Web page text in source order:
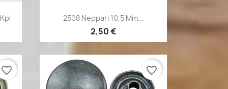
Pikakatselu
2508 Neppari 10,5 Mm...
2,50 €
favorite_border favorite_border